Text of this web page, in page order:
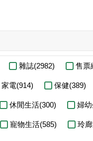
雜誌(2982) 售票
家電(914) 保健(389)
休閒生活(300) 婦
寵物生活(585) 玲